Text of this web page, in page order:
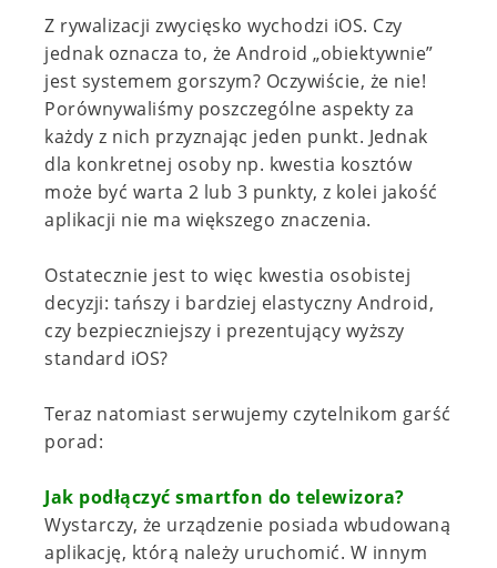
Z rywalizacji zwycięsko wychodzi iOS. Czy
jednak oznacza to, że Android „obiektywnie”
jest systemem gorszym? Oczywiście, że nie!
Porównywaliśmy poszczególne aspekty za
każdy z nich przyznając jeden punkt. Jednak
dla konkretnej osoby np. kwestia kosztów
może być warta 2 lub 3 punkty, z kolei jakość
aplikacji nie ma większego znaczenia.
Ostatecznie jest to więc kwestia osobistej
decyzji: tańszy i bardziej elastyczny Android,
czy bezpieczniejszy i prezentujący wyższy
standard iOS?
Teraz natomiast serwujemy czytelnikom garść
porad:
Jak podłączyć smartfon do telewizora?
Wystarczy, że urządzenie posiada wbudowaną
aplikację, którą należy uruchomić. W innym